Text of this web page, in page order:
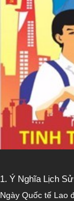
1. Ý Nghĩa Lịch
Ngày Quốc tế Lao